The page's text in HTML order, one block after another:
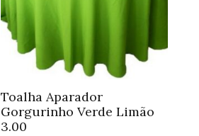
Toalha Aparador
Gorgurinho Verde Limão
3.00